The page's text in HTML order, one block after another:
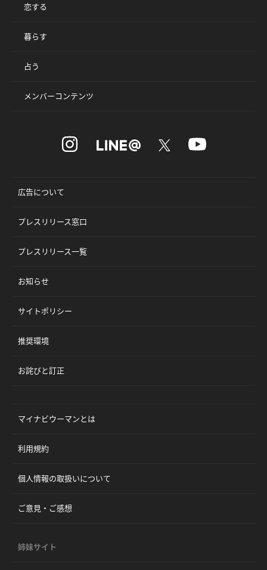
恋する
暮らす
占う
メンバーコンテンツ
広告について
プレスリリース窓口
プレスリリース一覧
お知らせ
サイトポリシー
推奨環境
お詫びと訂正
マイナビウーマンとは
利用規約
個人情報の取扱いについて
ご意見・ご感想
姉妹サイト